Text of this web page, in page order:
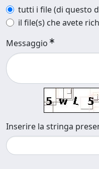
tutti i file (di questo
il file(s) che avete
Messaggio
Inserire la stringa